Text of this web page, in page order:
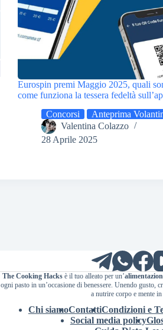
Eurospin premi Maggio 2025, quali
come funziona la tessera fedeltà
Concorsi
Anteprima
Valentina Colazzo
28 Aprile 2025
The Cooking Hacksè il tuo alleato per un’
ogni pasto in un’occasione di benessere. Unendo gusto,
a nutrire corpo e mente
Chi siamoContattiCondizioni e
Social media policy